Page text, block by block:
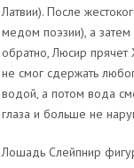
Латвии). После
медом поэзии), а
обратно, Люсир
не смог сдержать
водой, а потом вода
глаза и больше не
Лошадь Слейпнир